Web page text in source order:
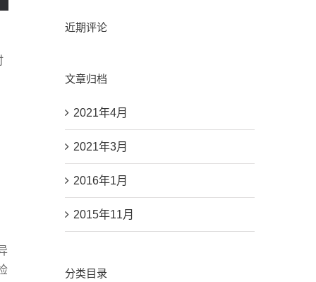
近期评论
文章归档
2021年4月
2021年3月
2016年1月
2015年11月
分类目录